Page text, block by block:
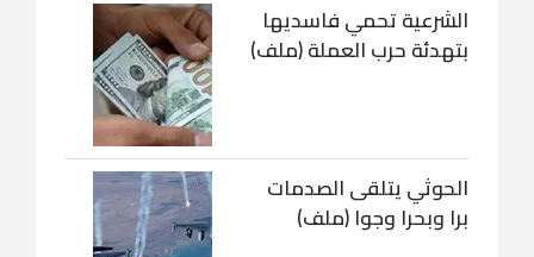
الشرعية تحمي فاسديها
بتهدئة حرب العملة (ملف)
الحوثي يتلقى الصدمات
برا وبحرا وجوا (ملف)